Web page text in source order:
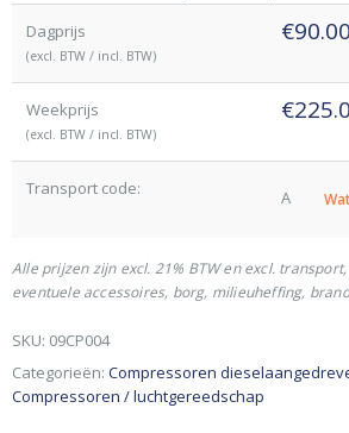
Dagprijs
(excl. BTW / incl. BTW)
€90.00
Weekprijs
(excl. BTW / incl. BTW)
Transport code: A
Alle prijzen zijn excl. 21% BTW en excl.
eventuele accessoires, borg, milieuheffing,
SKU: 09CP004
Categorieën: Compressoren
Compressoren / luchtgereedschap